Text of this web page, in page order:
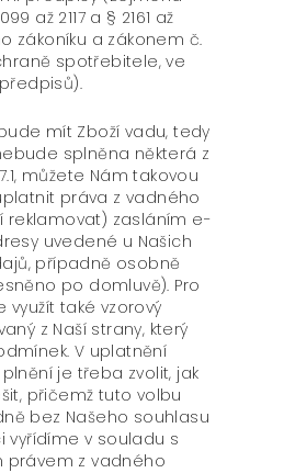
až 2117 a § 2161 až
zákoníku a zákonem č.
spotřebitele, ve
mít Zboží vadu, tedy
splněna některá z
můžete Nám takovou
práva z vadného
reklamovat) zasláním e-
uvedené u Našich
případně osobně
po domluvě). Pro
také vzorový
z Naší strany, který
V uplatnění
je třeba zvolit, jak
přičemž tuto volbu
bez Našeho souhlasu
vyřídíme v souladu s
právem z vadného